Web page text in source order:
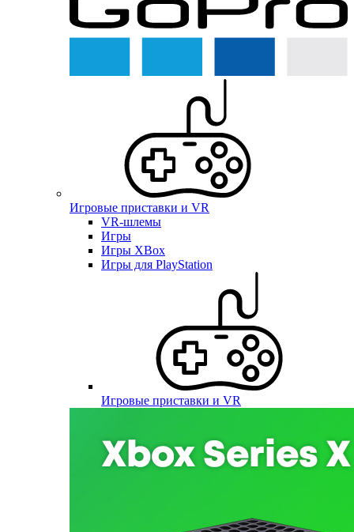
Игровые приставки и VR
VR-шлемы
Игры
Игры XBox
Игры для PlayStation
Игровые приставки и VR